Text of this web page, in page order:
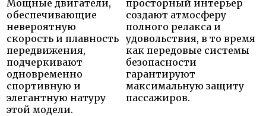
Мощные двигатели,
обеспечивающие
невероятную
скорость и плавность
передвижения,
подчеркивают
одновременно
спортивную и
элегантную натуру
этой модели.
просторный интерьер
создают атмосферу
полного релакса и
удовольствия, в то время
как передовые системы
безопасности
гарантируют
максимальную защиту
пассажиров.